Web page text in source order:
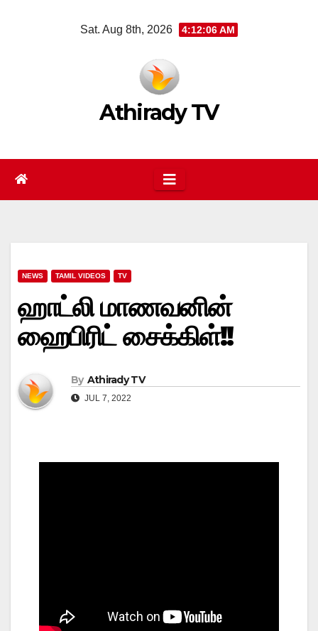
Sat. Aug 8th, 2026 4:12:06 AM
Athirady TV
NEWS TAMIL VIDEOS TV
ஹாட்லி மாணவனின்
ஹைபிரிட் சைக்கிள்!!
By Athirady TV
JUL 7, 2022